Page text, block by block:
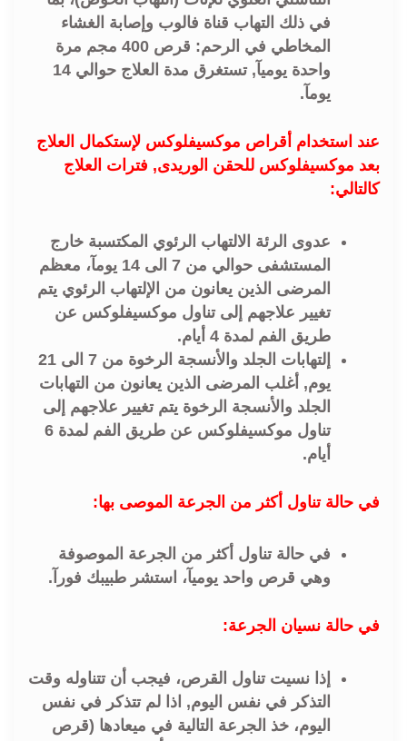
في ذلك التهاب قناة فالوب وإصابة الغشاء
المخاطي في الرحم: قرص 400 مجم مرة
واحدة يوميآ, تستغرق مدة العلاج حوالي 14
يومآ.
عند استخدام أقراص موكسيفلوكس لإستكمال العلاج
بعد موكسيفلوكس للحقن الوريدى, فترات العلاج
كالتالي:
عدوى الرئة الالتهاب الرئوي المكتسبة خارج
المستشفى حوالي من 7 الى 14 يومآ، معظم
المرضى الذين يعانون من الإلتهاب الرئوي يتم
تغيير علاجهم إلى تناول موكسيفلوكس عن
طريق الفم لمدة 4 أيام.
إلتهابات الجلد والأنسجة الرخوة من 7 الى 21
يوم, أغلب المرضى الذين يعانون من التهابات
الجلد والأنسجة الرخوة يتم تغيير علاجهم إلى
تناول موكسيفلوكس عن طريق الفم لمدة 6
أيام.
في حالة تناول أكثر من الجرعة الموصى بها:
في حالة تناول أكثر من الجرعة الموصوفة
وهي قرص واحد يوميآ، استشر طبيبك فورآ.
في حالة نسيان الجرعة:
إذا نسيت تناول القرص، فيجب أن تتناوله وقت
التذكر في نفس اليوم, اذا لم تتذكر في نفس
اليوم، خذ الجرعة التالية في ميعادها (قرص